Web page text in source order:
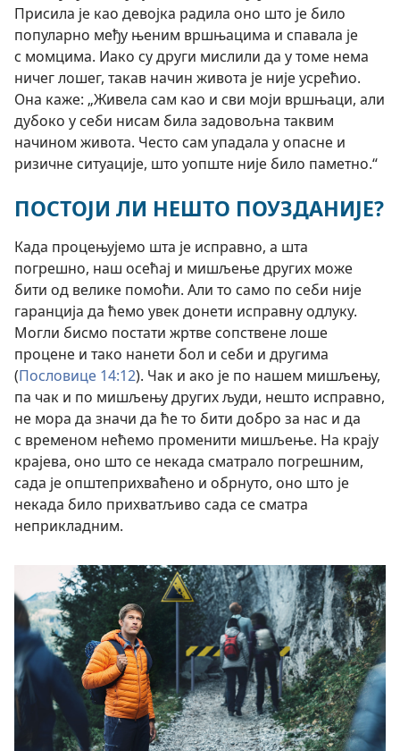
Присила је као девојка радила оно што је било
популарно међу њеним вршњацима и спавала је
с момцима. Иако су други мислили да у томе нема
ничег лошег, такав начин живота је није усрећио.
Она каже: „Живела сам као и сви моји вршњаци, али
дубоко у себи нисам била задовољна таквим
начином живота. Често сам упадала у опасне и
ризичне ситуације, што уопште није било паметно.“
ПОСТОЈИ ЛИ НЕШТО ПОУЗДАНИЈЕ?
Када процењујемо шта је исправно, а шта
погрешно, наш осећај и мишљење других може
бити од велике помоћи. Али то само по себи није
гаранција да ћемо увек донети исправну одлуку.
Могли бисмо постати жртве сопствене лоше
процене и тако нанети бол и себи и другима
(Пословице 14:12). Чак и ако је по нашем мишљењу,
па чак и по мишљењу других људи, нешто исправно,
не мора да значи да ће то бити добро за нас и да
с временом нећемо променити мишљење. На крају
крајева, оно што се некада сматрало погрешним,
сада је општеприхваћено и обрнуто, оно што је
некада било прихватљиво сада се сматра
неприкладним.